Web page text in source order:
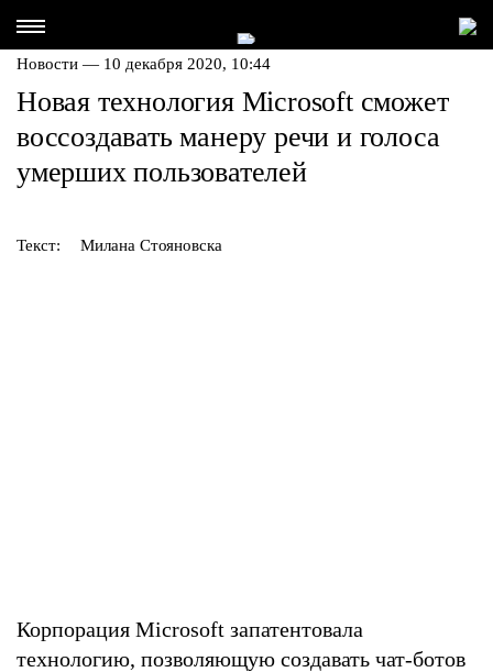
Новости — 10 декабря 2020, 10:44
Новая технология Microsoft сможет
воссоздавать манеру речи и голоса
умерших пользователей
Текст: Милана Стояновска
Корпорация Microsoft запатентовала
технологию, позволяющую создавать чат-ботов